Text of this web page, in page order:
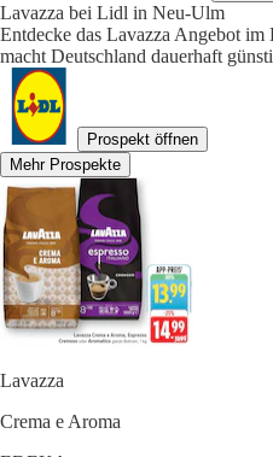
Lavazza bei Lidl in Neu-Ulm
Entdecke das Lavazza Angebot
macht Deutschland dauerhaft
Prospekt öffnen
Mehr Prospekte
Lavazza
Crema e Aroma